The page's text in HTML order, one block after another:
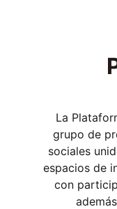
La
grupo de
sociales
espacios de
con